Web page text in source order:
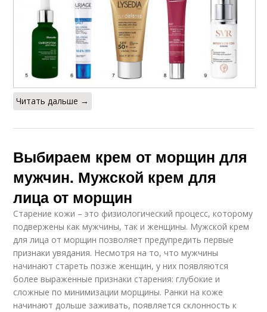
Читать дальше →
Выбираем крем от морщин для
мужчин. Мужской крем для
лица от морщин
Старение кожи – это физиологический процесс, которому
подвержены как мужчины, так и женщины. Мужской крем
для лица от морщин позволяет предупредить первые
признаки увядания. Несмотря на то, что мужчины
начинают стареть позже женщин, у них появляются
более выраженные признаки старения: глубокие и
сложные по минимизации морщины. Ранки на коже
начинают дольше заживать, появляется склонность к